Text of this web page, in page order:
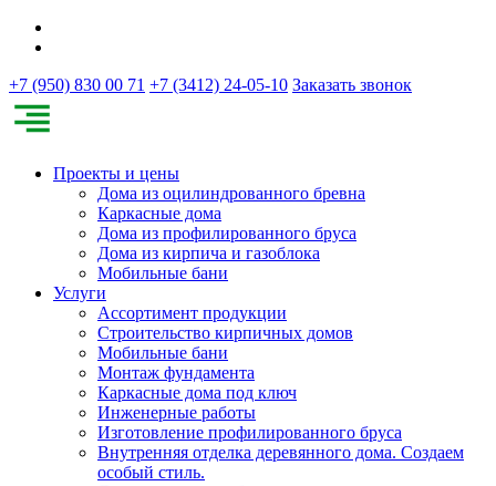
+7 (950) 830 00 71 +7 (3412) 24-05-10 Заказать звонок
Проекты и цены
Дома из оцилиндрованного бревна
Каркасные дома
Дома из профилированного бруса
Дома из кирпича и газоблока
Мобильные бани
Услуги
Ассортимент продукции
Строительство кирпичных домов
Мобильные бани
Монтаж фундамента
Каркасные дома под ключ
Инженерные работы
Изготовление профилированного бруса
Внутренняя отделка деревянного дома. Создаем
особый стиль.